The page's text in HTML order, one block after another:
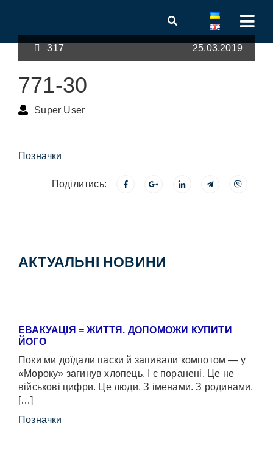
317 25.03.2019
771-30
Super User
Позначки
Поділитись:
АКТУАЛЬНІ НОВИНИ
ЕВАКУАЦІЯ = ЖИТТЯ. ДОПОМОЖИ КУПИТИ
ЙОГО
Поки ми доїдали паски й запивали компотом — у
«Мороку» загинув хлопець. І є поранені. Це не
військові цифри. Це люди. З іменами. З родинами,
[…]
Позначки